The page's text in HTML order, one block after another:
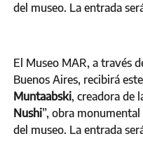
del museo. La entrada
El Museo MAR, a través
Buenos Aires, recibirá
Muntaabski, creadora de
Nushi”, obra monumental
del museo. La entrada